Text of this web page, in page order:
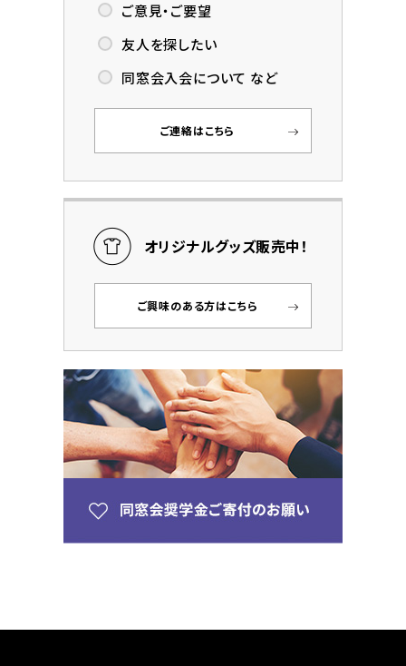
ご意見・ご要望
友人を探したい
同窓会入会について など
ご連絡はこちら
オリジナルグッズ販売中！
ご興味のある方はこちら